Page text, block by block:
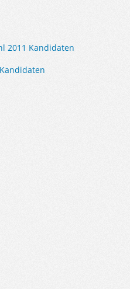
2011 Kandidaten